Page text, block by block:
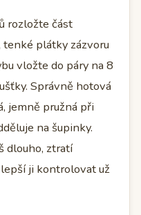
rozložte část
tenké plátky zázvoru
vložte do páry na 8
Správně hotová
jemně pružná při
na šupinky.
dlouho, ztratí
ji kontrolovat už